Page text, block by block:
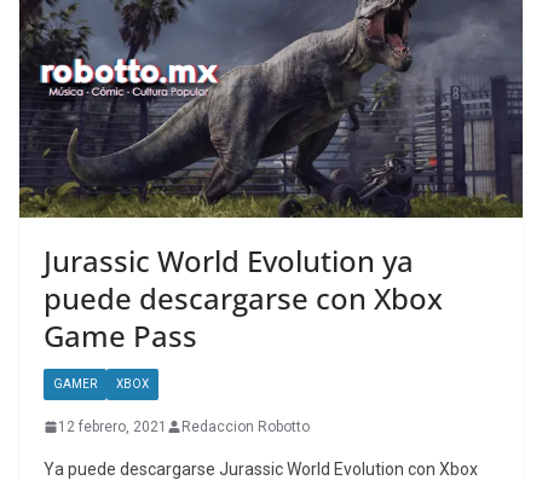
Jurassic World Evolution ya
puede descargarse con Xbox
Game Pass
GAMER XBOX
12 febrero, 2021 Redaccion Robotto
Ya puede descargarse Jurassic World Evolution con Xbox